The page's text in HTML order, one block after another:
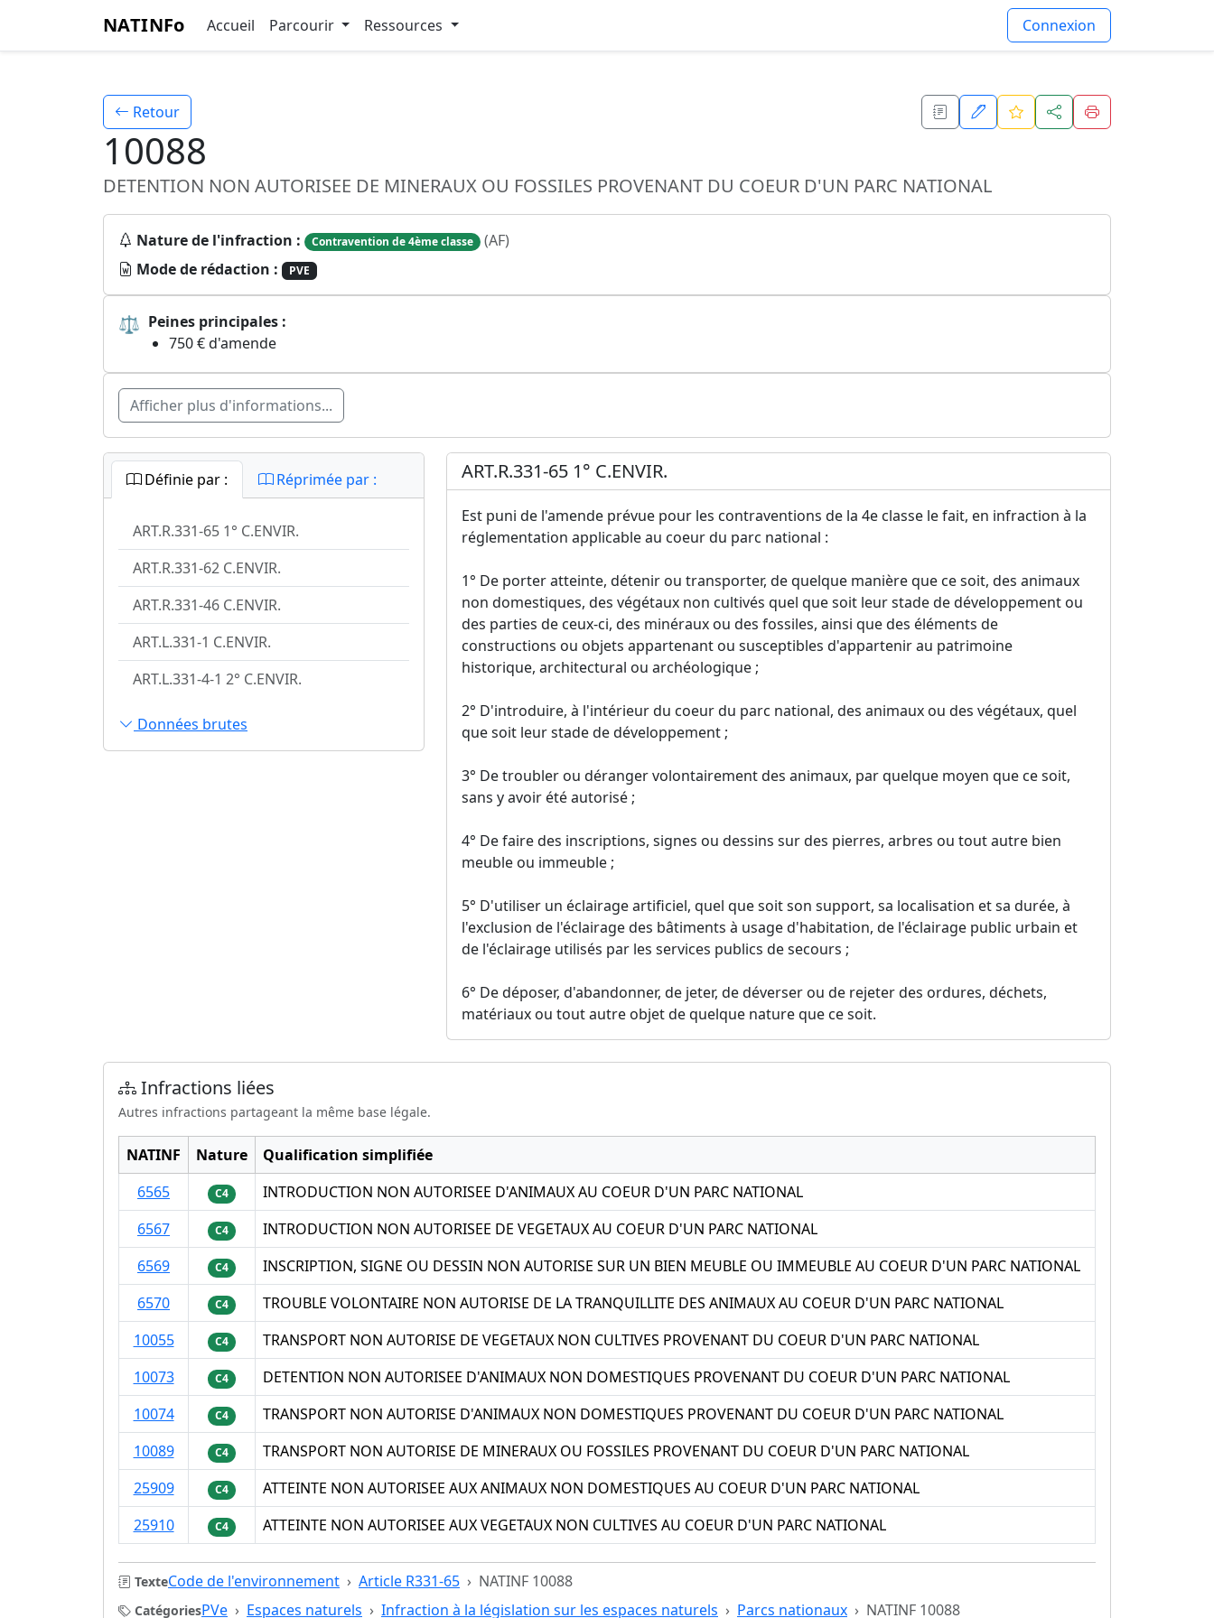
NATINFo Accueil Parcourir Ressources Connexion
Retour
10088
DETENTION NON AUTORISEE DE MINERAUX OU FOSSILES PROVENANT DU COEUR D'UN PARC NATIONAL
Nature de l'infraction : Contravention de 4ème classe (AF)
Mode de rédaction :
PVE
⚖ Peines principales :
750 € d'amende
Afficher plus d'informations...
Définie par : Réprimée par :
ART.R.331-65 1° C.ENVIR.
ART.R.331-62 C.ENVIR.
ART.R.331-46 C.ENVIR.
ART.L.331-1 C.ENVIR.
ART.L.331-4-1 2° C.ENVIR.
Données brutes
ART.R.331-65 1° C.ENVIR.
Est puni de l'amende prévue pour les contraventions de la 4e classe le fait, en infraction à la
réglementation applicable au coeur du parc national :
1° De porter atteinte, détenir ou transporter, de quelque manière que ce soit, des animaux
non domestiques, des végétaux non cultivés quel que soit leur stade de développement ou
des parties de ceux-ci, des minéraux ou des fossiles, ainsi que des éléments de
constructions ou objets appartenant ou susceptibles d'appartenir au patrimoine
historique, architectural ou archéologique ;
2° D'introduire, à l'intérieur du coeur du parc national, des animaux ou des végétaux, quel
que soit leur stade de développement ;
3° De troubler ou déranger volontairement des animaux, par quelque moyen que ce soit,
sans y avoir été autorisé ;
4° De faire des inscriptions, signes ou dessins sur des pierres, arbres ou tout autre bien
meuble ou immeuble ;
5° D'utiliser un éclairage artificiel, quel que soit son support, sa localisation et sa durée, à
l'exclusion de l'éclairage des bâtiments à usage d'habitation, de l'éclairage public urbain et
de l'éclairage utilisés par les services publics de secours ;
6° De déposer, d'abandonner, de jeter, de déverser ou de rejeter des ordures, déchets,
matériaux ou tout autre objet de quelque nature que ce soit.
Infractions liées
Autres infractions partageant la même base légale.
NATINF Nature
Qualification simplifiée
6565
C4
INTRODUCTION NON AUTORISEE D'ANIMAUX AU COEUR D'UN PARC NATIONAL
6567
C4
INTRODUCTION NON AUTORISEE DE VEGETAUX AU COEUR D'UN PARC NATIONAL
6569
C4
INSCRIPTION, SIGNE OU DESSIN NON AUTORISE SUR UN BIEN MEUBLE OU IMMEUBLE AU COEUR D'UN PARC NATIONAL
6570
C4
TROUBLE VOLONTAIRE NON AUTORISE DE LA TRANQUILLITE DES ANIMAUX AU COEUR D'UN PARC NATIONAL
10055
C4
TRANSPORT NON AUTORISE DE VEGETAUX NON CULTIVES PROVENANT DU COEUR D'UN PARC NATIONAL
10073
C4
DETENTION NON AUTORISEE D'ANIMAUX NON DOMESTIQUES PROVENANT DU COEUR D'UN PARC NATIONAL
10074
C4
TRANSPORT NON AUTORISE D'ANIMAUX NON DOMESTIQUES PROVENANT DU COEUR D'UN PARC NATIONAL
10089
C4
TRANSPORT NON AUTORISE DE MINERAUX OU FOSSILES PROVENANT DU COEUR D'UN PARC NATIONAL
25909
C4
ATTEINTE NON AUTORISEE AUX ANIMAUX NON DOMESTIQUES AU COEUR D'UN PARC NATIONAL
25910
C4 ATTEINTE NON AUTORISEE AUX VEGETAUX NON CULTIVES AU COEUR D'UN PARC NATIONAL
TexteCode de l'environnement Article R331-65 NATINF 10088
CatégoriesPVe Espaces naturels Infraction à la législation sur les espaces naturels Parcs nationaux NATINF 10088